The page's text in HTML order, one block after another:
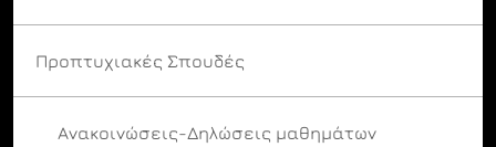
Προπτυχιακές Σπουδές
Ανακοινώσεις-Δηλώσεις μαθημάτων